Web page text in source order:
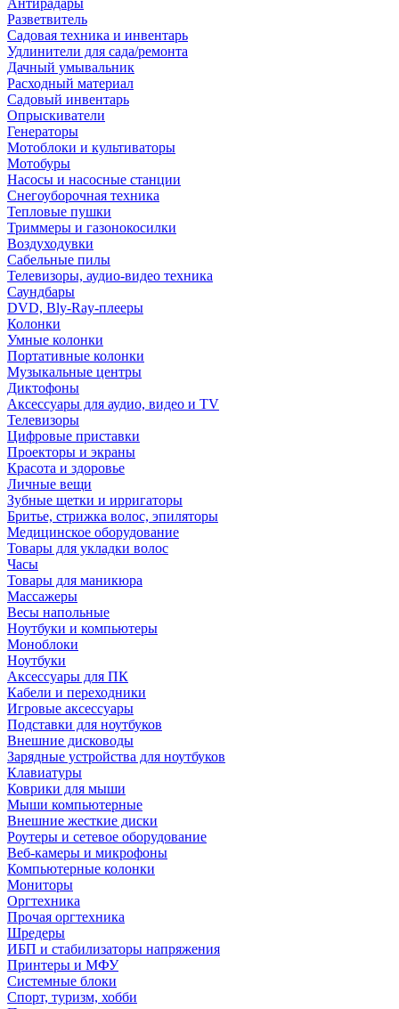
Антирадары
Разветвитель
Садовая техника и инвентарь
Удлинители для сада/ремонта
Дачный умывальник
Расходный материал
Садовый инвентарь
Опрыскиватели
Генераторы
Мотоблоки и культиваторы
Мотобуры
Насосы и насосные станции
Снегоуборочная техника
Тепловые пушки
Триммеры и газонокосилки
Воздуходувки
Сабельные пилы
Телевизоры, аудио-видео техника
Саундбары
DVD, Bly-Ray-плееры
Колонки
Умные колонки
Портативные колонки
Музыкальные центры
Диктофоны
Аксессуары для аудио, видео и TV
Телевизоры
Цифровые приставки
Проекторы и экраны
Красота и здоровье
Личные вещи
Зубные щетки и ирригаторы
Бритье, стрижка волос, эпиляторы
Медицинское оборудование
Товары для укладки волос
Часы
Товары для маникюра
Массажеры
Весы напольные
Ноутбуки и компьютеры
Моноблоки
Ноутбуки
Аксессуары для ПК
Кабели и переходники
Игровые аксессуары
Подставки для ноутбуков
Внешние дисководы
Зарядные устройства для ноутбуков
Клавиатуры
Коврики для мыши
Мыши компьютерные
Внешние жесткие диски
Роутеры и сетевое оборудование
Веб-камеры и микрофоны
Компьютерные колонки
Мониторы
Оргтехника
Прочая оргтехника
Шредеры
ИБП и стабилизаторы напряжения
Принтеры и МФУ
Системные блоки
Спорт, туризм, хобби